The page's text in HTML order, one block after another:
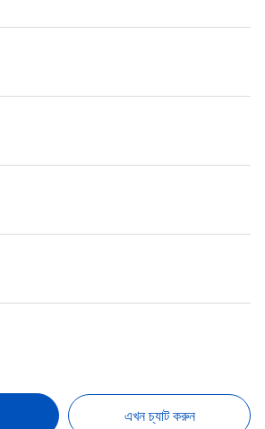
এখন চ্যাট করুন